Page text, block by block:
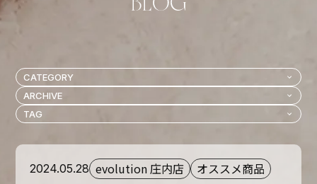
2024.05.28 evolution 庄内店 オススメ商品